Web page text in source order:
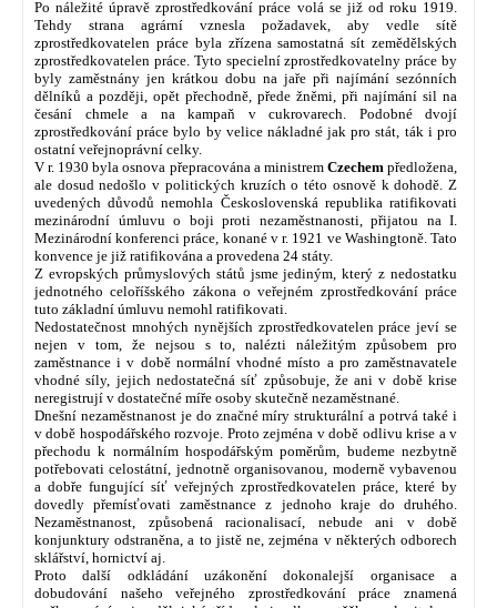
Po náležité úpravě zprostředkování práce volá se již od roku 1919.
Tehdy strana agrární vznesla požadavek, aby vedle sítě
zprostředkovatelen práce byla zřízena samostatná sít zemědělských
zprostředkovatelen práce. Tyto specielní zprostředkovatelny práce by
byly zaměstnány jen krátkou dobu na jaře při najímání sezónních
dělníků a později, opět přechodně, přede žněmi, při najímání sil na
česání chmele a na kampaň v cukrovarech. Podobné dvojí
zprostředkování práce bylo by velice nákladné jak pro stát, ták i pro
ostatní veřejnoprávní celky.
V r. 1930 byla osnova přepracována a ministrem Czechem předložena,
ale dosud nedošlo v politických kruzích o této osnově k dohodě. Z
uvedených důvodů nemohla Československá republika ratifikovati
mezinárodní úmluvu o boji proti nezaměstnanosti, přijatou na I.
Mezinárodní konferenci práce, konané v r. 1921 ve Washingtoně. Tato
konvence je již ratifikována a provedena 24 státy.
Z evropských průmyslových států jsme jediným, který z nedostatku
jednotného celoříšského zákona o veřejném zprostředkování práce
tuto základní úmluvu nemohl ratifikovati.
Nedostatečnost mnohých nynějších zprostředkovatelen práce jeví se
nejen v tom, že nejsou s to, nalézti náležitým způsobem pro
zaměstnance i v době normální vhodné místo a pro zaměstnavatele
vhodné síly, jejich nedostatečná síť způsobuje, že ani v době krise
neregistrují v dostatečné míře osoby skutečně nezaměstnané.
Dnešní nezaměstnanost je do značné míry strukturální a potrvá také i
v době hospodářského rozvoje. Proto zejména v době odlivu krise a v
přechodu k normálním hospodářským poměrům, budeme nezbytně
potřebovati celostátní, jednotně organisovanou, moderně vybavenou
a dobře fungující síť veřejných zprostředkovatelen práce, které by
dovedly přemísťovati zaměstnance z jednoho kraje do druhého.
Nezaměstnanost, způsobená racionalisací, nebude ani v době
konjunktury odstraněna, a to jistě ne, zejména v některých odborech
sklářství, hornictví aj.
Proto další odkládání uzákonění dokonalejší organisace a
dobudování našeho veřejného zprostředkování práce znamená